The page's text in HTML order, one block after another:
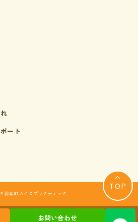
お問い合わせ
ート
御幸町カイロプラクティック .
TOP